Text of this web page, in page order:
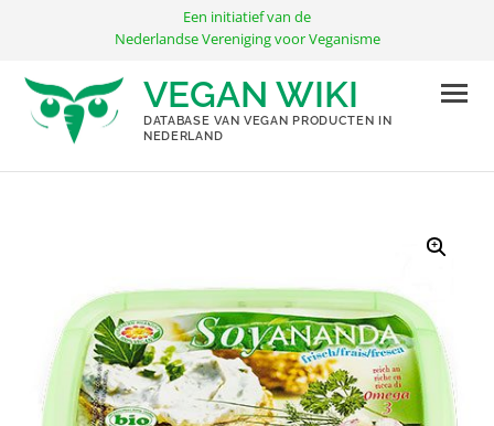
inhoud
Een initiatief van de
Nederlandse Vereniging voor Veganisme
VEGAN WIKI
DATABASE VAN VEGAN PRODUCTEN IN
NEDERLAND